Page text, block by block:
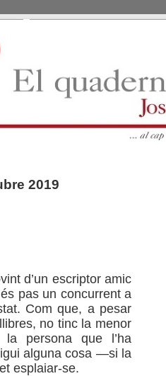
2019
d’un escriptor amic
pas un concurrent a
Com que, a pesar
no tinc la menor
persona que l’ha
alguna cosa —si la
esplaiar-se.